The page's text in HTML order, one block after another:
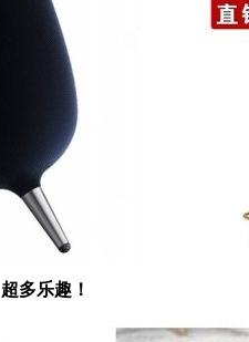
多乐趣！